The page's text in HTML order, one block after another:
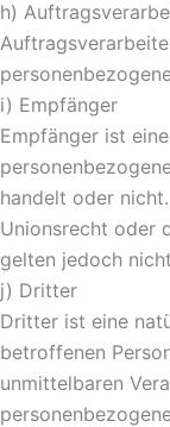
h)
i) Empfänger
Empfänger ist
handelt oder
Unionsrecht oder
gelten jedoch
j) Dritter
Dritter ist eine
betroffenen
unmittelbaren